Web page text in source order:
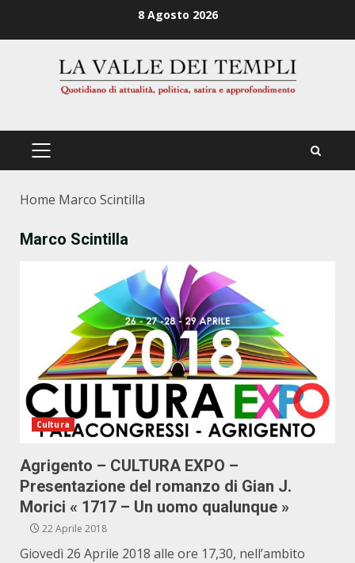
8 Agosto 2026
PRIMÄRES
Home Marco Scintilla
Marco Scintilla
Cultura
Agrigento – CULTURA EXPO –
Presentazione del romanzo di Gian J.
Morici « 1717 – Un uomo qualunque »
22 Aprile 2018
Giovedì 26 Aprile 2018 alle ore 17,30, nell’ambito